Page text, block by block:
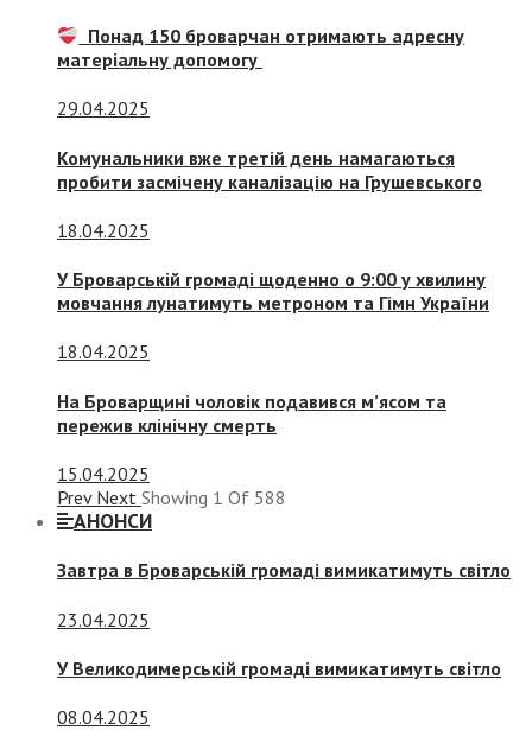
Понад 150 броварчан отримають адресну
матеріальну допомогу
29.04.2025
Комунальники вже третій день намагаються
пробити засмічену каналізацію на Грушевського
18.04.2025
У Броварській громаді щоденно о 9:00 у хвилину
мовчання лунатимуть метроном та Гімн України
18.04.2025
На Броварщині чоловік подавився м’ясом та
пережив клінічну смерть
15.04.2025
Prev Next Showing 1 Of 588
АНОНСИ
Завтра в Броварській громаді вимикатимуть світло
23.04.2025
У Великодимерській громаді вимикатимуть світло
08.04.2025